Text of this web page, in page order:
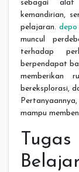
sebagai alat
kemandirian,
pelajaran. depo
muncul
terhadap
berpendapat
memberikan
bereksplorasi,
mampu